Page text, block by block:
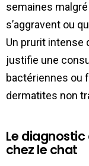
semaines
s’aggravent ou
Un prurit intense
justifie une
bactériennes ou
dermatites non
Le
chez le chat